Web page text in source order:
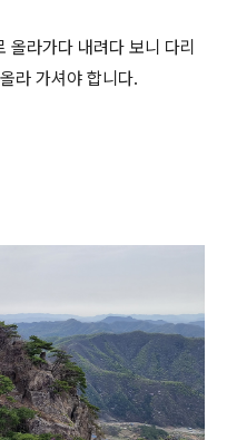
올라가다 내려다 보니 다리
라 가셔야 합니다.